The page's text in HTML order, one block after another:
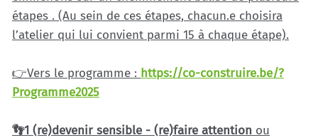
étapes . (Au sein de ces étapes, chacun.e choisira
l’atelier qui lui convient parmi 15 à chaque étape).
👉Vers le programme : https://co-construire.be/?
Programme2025
👣1 (re)devenir sensible - (re)faire attention ou